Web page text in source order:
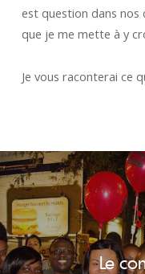
est question dans
que je me mette à y
Je vous raconterai ce
Le